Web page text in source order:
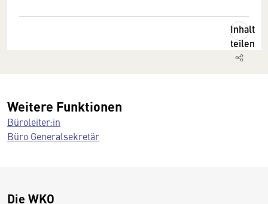
Inhalt
teilen
Weitere Funktionen
Büroleiter:in
Büro Generalsekretär
Die WKO